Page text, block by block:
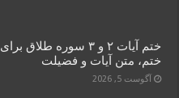
ختم آیات ۲ و ۳
ختم، متن آیات و فضیلت
آگوست 5, 2026